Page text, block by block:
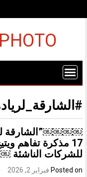
للشركات الناشئة ￼
Posted on فبراير 2, 2026